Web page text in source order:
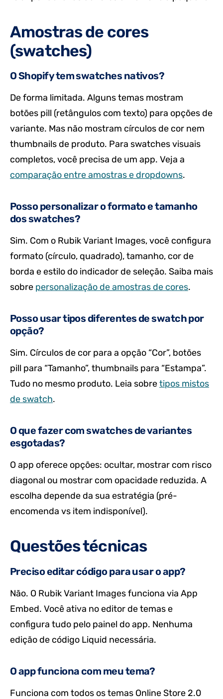
Amostras de cores
(swatches)
O Shopify tem swatches nativos?
De forma limitada. Alguns temas mostram
botões pill (retângulos com texto) para opções de
variante. Mas não mostram círculos de cor nem
thumbnails de produto. Para swatches visuais
completos, você precisa de um app. Veja a
comparação entre amostras e dropdowns.
Posso personalizar o formato e tamanho
dos swatches?
Sim. Com o Rubik Variant Images, você configura
formato (círculo, quadrado), tamanho, cor de
borda e estilo do indicador de seleção. Saiba mais
sobre personalização de amostras de cores.
Posso usar tipos diferentes de swatch por
opção?
Sim. Círculos de cor para a opção “Cor”, botões
pill para “Tamanho”, thumbnails para “Estampa”.
Tudo no mesmo produto. Leia sobretipos mistos
de swatch.
O que fazer com swatches de variantes
esgotadas?
O app oferece opções: ocultar, mostrar com risco
diagonal ou mostrar com opacidade reduzida. A
escolha depende da sua estratégia (pré-
encomenda vs item indisponível).
Questões técnicas
Preciso editar código para usar o app?
Não. O Rubik Variant Images funciona via App
Embed. Você ativa no editor de temas e
configura tudo pelo painel do app. Nenhuma
edição de código Liquid necessária.
O app funciona com meu tema?
Funciona com todos os temas Online Store 2.0